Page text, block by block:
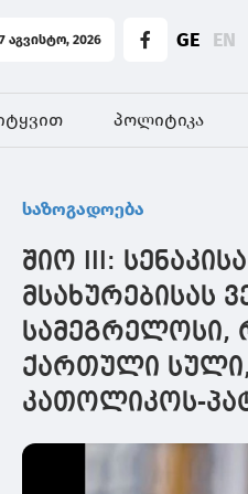
7 აგვისტო, 2026 GE EN
პოლიტიკა
საზოგადოება
შიო III:
მსახურებისას
სამეგრელოსი,
ქართული
კათოლიკოს-